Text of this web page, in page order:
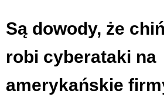
Są dowody, że
robi cyberataki na
amerykańskie